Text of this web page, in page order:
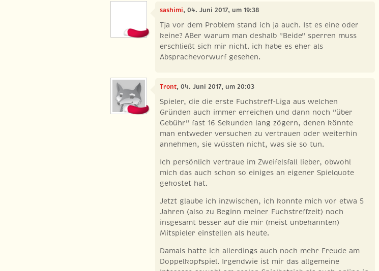
sashimi, 04. Juni 2017, um 19:38
Tja vor dem Problem stand ich ja auch. Ist es eine oder
keine? ABer warum man deshalb "Beide" sperren muss
erschließt sich mir nicht. ich habe es eher als
Absprachevorwurf gesehen.
Tront, 04. Juni 2017, um 20:03
Spieler, die die erste Fuchstreff-Liga aus welchen
Gründen auch immer erreichen und dann noch "über
Gebühr" fast 16 Sekunden lang zögern, denen könnte
man entweder versuchen zu vertrauen oder weiterhin
annehmen, sie wüssten nicht, was sie so tun.
Ich persönlich vertraue im Zweifelsfall lieber, obwohl
mich das auch schon so einiges an eigener Spielquote
gekostet hat.
Jetzt glaube ich inzwischen, ich konnte mich vor etwa 5
Jahren (also zu Beginn meiner Fuchstreffzeit) noch
insgesamt besser auf die mir (meist unbekannten)
Mitspieler einstellen als heute.
Damals hatte ich allerdings auch noch mehr Freude am
Doppelkopfspiel. Irgendwie ist mir das allgemeine